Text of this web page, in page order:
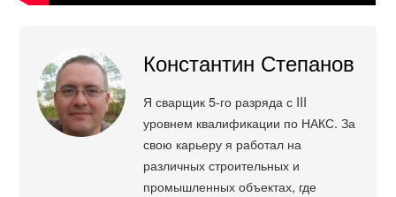
Константин Степанов
Я сварщик 5-го разряда с III
уровнем квалификации по НАКС. За
свою карьеру я работал на
различных строительных и
промышленных объектах, где